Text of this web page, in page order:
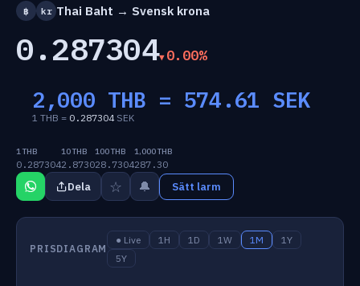
฿ kr Thai Baht → Svensk krona
0.287304 0.00%
2,000 THB = 574.61 SEK
1 THB = 0.287304SEK
1 THB
0.287304
10 THB
2.8730
100 THB
28.7304
1,000 THB
287.30
Dela ☆ 🔔 Sätt larm
PRISDIAGRAM
● Live 1H 1D 1W 1M
1Y
5Y